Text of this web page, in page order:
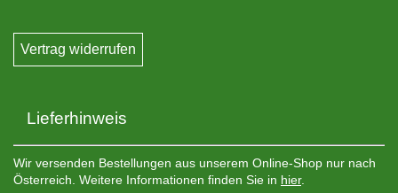
Vertrag widerrufen
Lieferhinweis
Wir versenden Bestellungen aus unserem Online-Shop nur nach
Österreich. Weitere Informationen finden Sie in hier.